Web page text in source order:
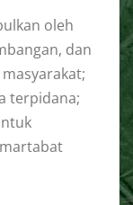
oleh
dan
terpidana;